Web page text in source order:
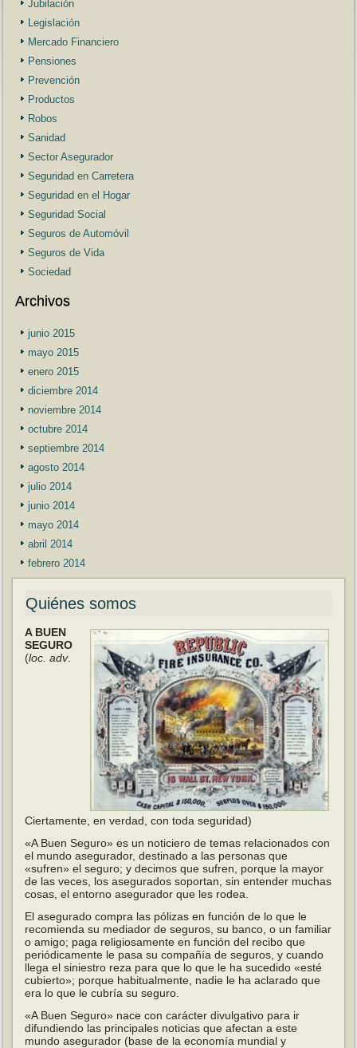
Jubilación
Legislación
Mercado Financiero
Pensiones
Prevención
Productos
Robos
Sanidad
Sector Asegurador
Seguridad en Carretera
Seguridad en el Hogar
Seguridad Social
Seguros de Automóvil
Seguros de Vida
Sociedad
Archivos
junio 2015
mayo 2015
enero 2015
diciembre 2014
noviembre 2014
octubre 2014
septiembre 2014
agosto 2014
julio 2014
junio 2014
mayo 2014
abril 2014
febrero 2014
Quiénes somos
A BUEN
SEGURO
(loc. adv.
Ciertamente, en verdad, con toda seguridad)
«A Buen Seguro» es un noticiero de temas relacionados con
el mundo asegurador, destinado a las personas que
«sufren» el seguro; y decimos que sufren, porque la mayor
de las veces, los asegurados soportan, sin entender muchas
cosas, el entorno asegurador que les rodea.
El asegurado compra las pólizas en función de lo que le
recomienda su mediador de seguros, su banco, o un familiar
o amigo; paga religiosamente en función del recibo que
periódicamente le pasa su compañía de seguros, y cuando
llega el siniestro reza para que lo que le ha sucedido «esté
cubierto»; porque habitualmente, nadie le ha aclarado que
era lo que le cubría su seguro.
«A Buen Seguro» nace con carácter divulgativo para ir
difundiendo las principales noticias que afectan a este
mundo asegurador (base de la economía mundial y